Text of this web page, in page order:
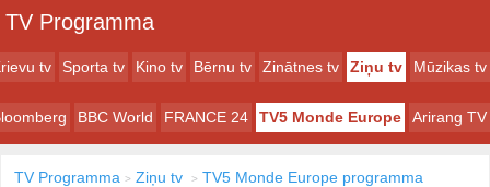
TV Programma
tv Sporta tv Kino tv Bērnu tv Zinātnes tv Ziņu tv Mūzikas tv
BBC World FRANCE 24 TV5 Monde Europe Arirang TV
TV Programma Ziņu tv TV5 Monde Europe programma